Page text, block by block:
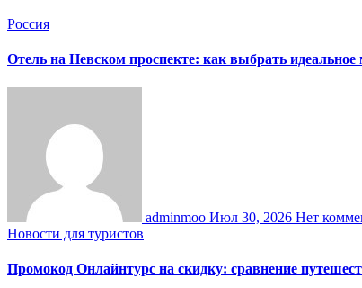
Россия
Отель на Невском проспекте: как выбрать
adminmoo Июл 30, 2026 Нет
Новости для туристов
Промокод Онлайнтурс на скидку: сравнение